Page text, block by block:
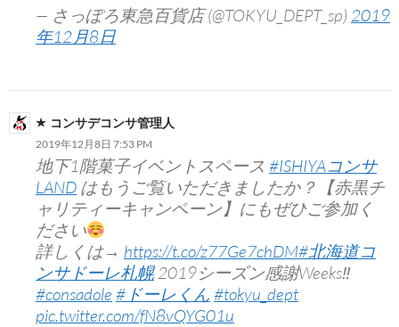
— さっぽろ東急百貨店 (@TOKYU_DEPT_sp) 2019
年12月8日
コンサデコンサ管理人
2019年12月8日 7:53 PM
地下1階菓子イベントスペース #ISHIYAコンサ
LAND はもうご覧いただきましたか？【赤黒チ
ャリティーキャンペーン】にもぜひご参加く
ださい
詳しくは→ https://t.co/z77Ge7chDM#北海道コ
ンサドーレ札幌2019シーズン感謝Weeks‼︎
#consadole #ドーレくん #tokyu_dept
pic.twitter.com/fN8vQYG01u